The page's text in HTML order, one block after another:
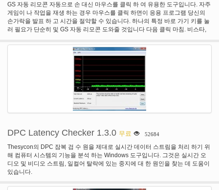
GS 자동 리모콘 자동으로 손 대신 마우스를 클릭 하 여 유용한 도구입니다. 자주
게임이 나 작업을 재생 하는 경우 마우스를 클릭 하면이 응용 프로그램 당신의
손가락을 발표 하 고 시간을 절약할 수 있습니다. 하나의 특정 바로 가기 키를 눌
러 필요가 단순히 및 GS 자동 리모콘 도와줄 것입니다 다음 클릭 마침. 비스타,
DPC Latency Checker 1.3.0 무료 52684
Thesycon의 DPC 잠복 검 수 원을 제대로 실시간 데이터 스트림을 처리 하기 위
해 컴퓨터 시스템의 기능을 분석 하는 Windows 도구입니다. 그것은 실시간 오
디오 및 비디오 스트림, 일컬어 탈락에 있는 중지에 대 한 원인을 찾는 데 도움이
있습니다.